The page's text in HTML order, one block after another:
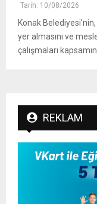
Tarih: 10/08/2026
Konak
yer almasını ve
çalışmaları
REKLAM